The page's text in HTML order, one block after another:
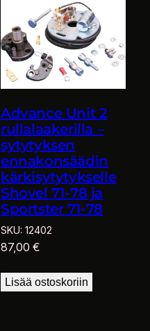
Advance Unit 2
rullalaakerilla –
sytytyksen
ennakonsäädin
kärkisytytykselle
Shovel 71-78 ja
Sportster 71-78
SKU: 12402
87,00€
Lisää ostoskoriin